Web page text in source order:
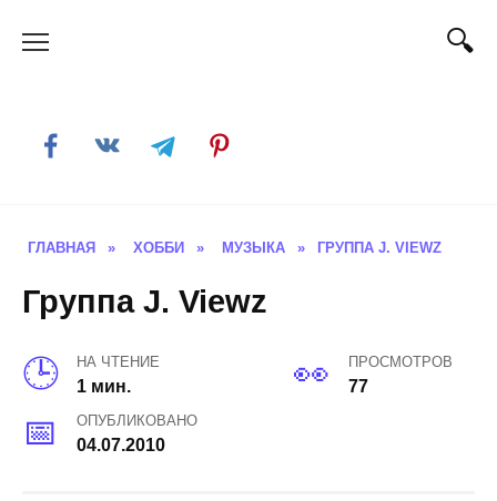
ГЛАВНАЯ » ХОББИ » МУЗЫКА » ГРУППА J. VIEWZ
Группа J. Viewz
НА ЧТЕНИЕ
1 мин.
ПРОСМОТРОВ
77
ОПУБЛИКОВАНО
04.07.2010